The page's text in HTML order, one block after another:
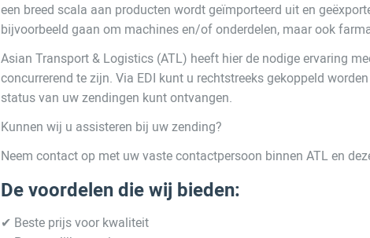
een breed scala aan producten wordt geïmporteerd uit en
bijvoorbeeld gaan om machines en/of onderdelen, maar ook
Asian Transport & Logistics (ATL) heeft hier de nodige ervaring
concurrerend te zijn. Via EDI kunt u rechtstreeks gekoppeld
status van uw zendingen kunt ontvangen.
Kunnen wij u assisteren bij uw zending?
Neem contact op met uw vaste contactpersoon binnen ATL en
De voordelen die wij bieden:
✔ Beste prijs voor kwaliteit